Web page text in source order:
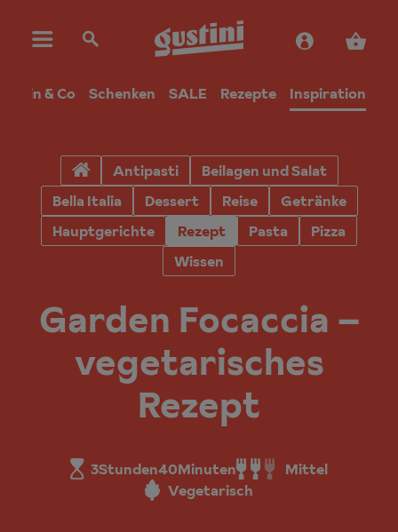
Wein & Co Schenken SALE Rezepte Inspiration
Antipasti
Beilagen und Salat
Bella Italia
Dessert Reise
Getränke
Hauptgerichte
Rezept Pasta
Pizza
Wissen
Garden Focaccia –
vegetarisches
Rezept
3Stunden40Minuten
Mittel
Vegetarisch